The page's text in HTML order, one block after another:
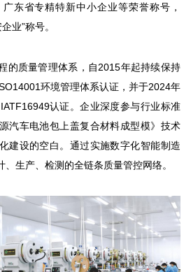
东省专精特新中小企业等荣誉称号，
业”称号。
的质量管理体系，自2015年起持续保持
环境管理体系认证，并于2024年
认证。企业深度参与行业标准
汽车电池包上盖复合材料成型模》技术
建设的空白。通过实施数字化智能制造
生产、检测的全链条质量管控网络。